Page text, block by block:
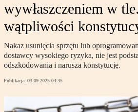
wywłaszczeniem w
wątpliwości
Nakaz usunięcia sprzętu lub
dostawcy wysokiego ryzyka, nie jest
odszkodowania i narusza konstytucję.
Publikacja: 03.09.2025 04:35